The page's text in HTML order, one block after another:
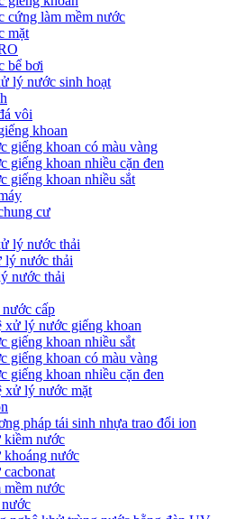
cứng làm mềm nước
mặt
bể bơi
lý nước sinh hoạt
vôi
khoan
giếng khoan có màu vàng
giếng khoan nhiều cặn đen
giếng khoan nhiều sắt
cư
lý nước thải
lý nước thải
nước thải
cấp
xử lý nước giếng khoan
giếng khoan nhiều sắt
giếng khoan có màu vàng
giếng khoan nhiều cặn đen
xử lý nước mặt
pháp tái sinh nhựa trao đổi ion
nước
nước
mềm nước